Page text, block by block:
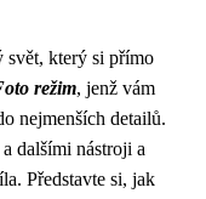
svět, který si přímo
režim, jenž vám
nejmenších detailů.
dalšími nástroji a
Představte si, jak